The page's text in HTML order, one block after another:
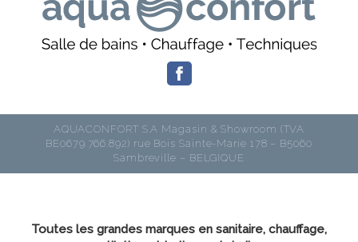
AQUACONFORT S.A Magasin & Showroom (TVA
BE0679.766.892) rue Bois Sainte-Marie 178 – B5060
Sambreville – BELGIQUE
Toutes les grandes marques en sanitaire, chauffage,